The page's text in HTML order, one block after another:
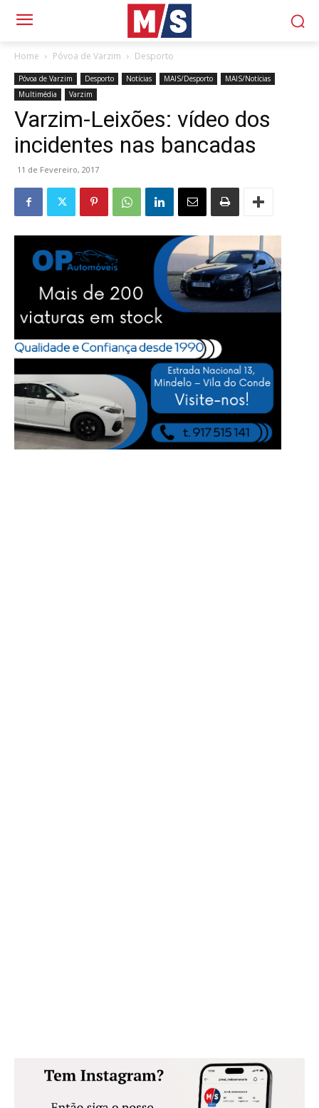
Home Póvoa de Varzim Desporto
Póvoa de Varzim Desporto Notícias MAIS/Desporto
MAIS/Notícias
Multimédia
Varzim
Varzim-Leixões: vídeo dos
incidentes nas bancadas
11 de Fevereiro, 2017